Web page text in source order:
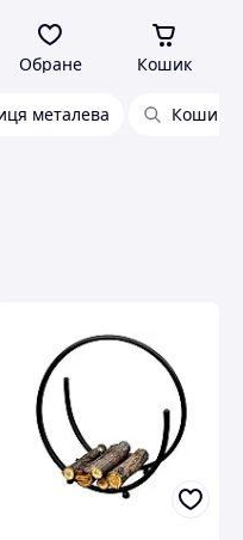
Обране Кошик
металева Кошик